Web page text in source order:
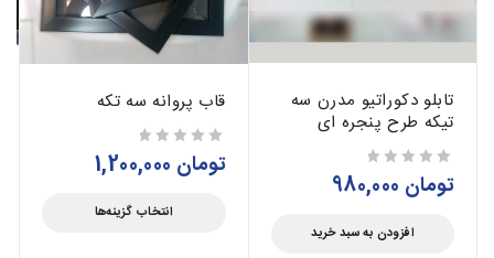
تابلو دکوراتیو مدرن سه
تیکه طرح پنجره ای
تومان
افزودن به سبد خرید
قاب پروانه سه تکه
تومان
انتخاب گزینه‌ها